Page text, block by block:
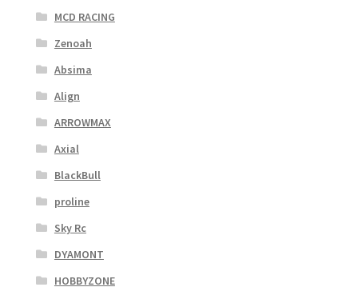
MCD RACING
Zenoah
Absima
Align
ARROWMAX
Axial
BlackBull
proline
Sky Rc
DYAMONT
HOBBYZONE